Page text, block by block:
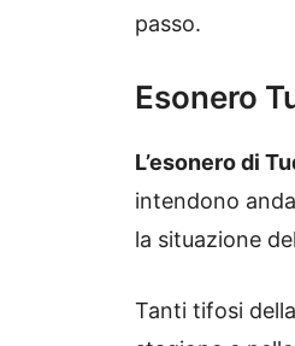
passo.
Esonero
L’esonero di
intendono
la situazione
Tanti tifosi